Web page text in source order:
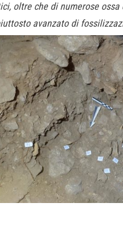
oltre che di numerose ossa
avanzato di